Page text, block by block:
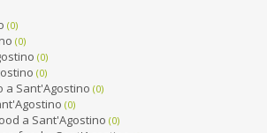
(0)
(0)
(0)
(0)
a Sant'Agostino (0)
(0)
a Sant'Agostino (0)